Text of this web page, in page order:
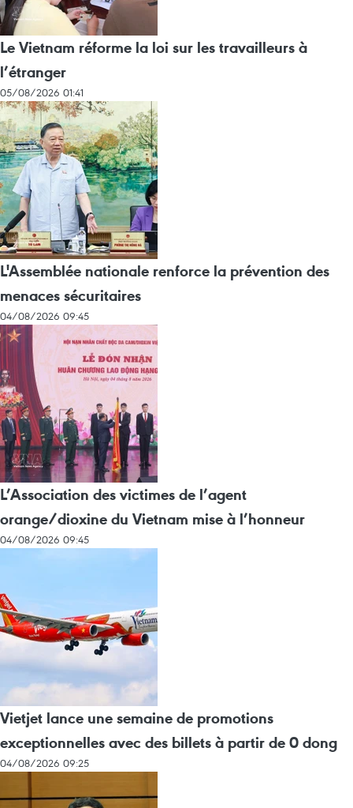
Le Vietnam réforme la loi sur les travailleurs à
l’étranger
05/08/2026 01:41
L'Assemblée nationale renforce la prévention des
menaces sécuritaires
04/08/2026 09:45
L’Association des victimes de l’agent
orange/dioxine du Vietnam mise à l’honneur
04/08/2026 09:45
Vietjet lance une semaine de promotions
exceptionnelles avec des billets à partir de 0 dong
04/08/2026 09:25